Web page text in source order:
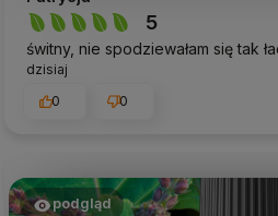
5
świtny, nie spodziewałam się tak
dzisiaj
0
0
podgląd